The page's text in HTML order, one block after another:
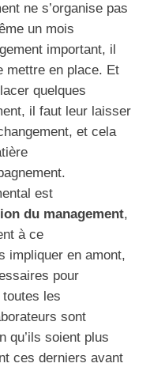
ne s’organise pas
un mois
important, il
mettre en place. Et
quelques
il faut leur laisser
et cela
est
du management,
à ce
impliquer en amont,
pour
les
sont
qu’ils soient plus
ces derniers avant